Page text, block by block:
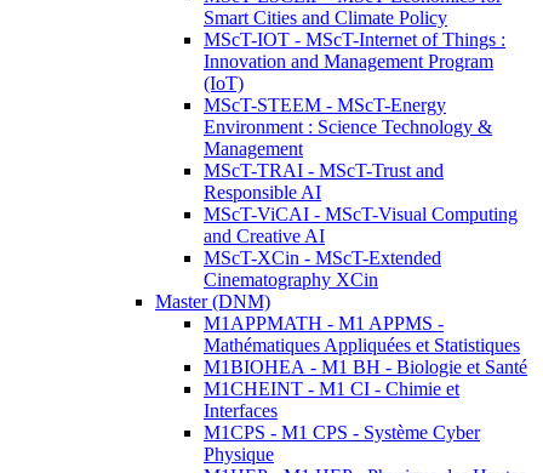
Smart Cities and Climate Policy
MScT-IOT - MScT-Internet of Things :
Innovation and Management Program
(IoT)
MScT-STEEM - MScT-Energy
Environment : Science Technology &
Management
MScT-TRAI - MScT-Trust and
Responsible AI
MScT-ViCAI - MScT-Visual Computing
and Creative AI
MScT-XCin - MScT-Extended
Cinematography XCin
Master (DNM)
M1APPMATH - M1 APPMS -
Mathématiques Appliquées et Statistiques
M1BIOHEA - M1 BH - Biologie et Santé
M1CHEINT - M1 CI - Chimie et
Interfaces
M1CPS - M1 CPS - Système Cyber
Physique